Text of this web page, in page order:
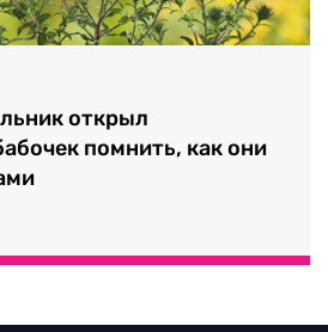
открыл
помнить, как они